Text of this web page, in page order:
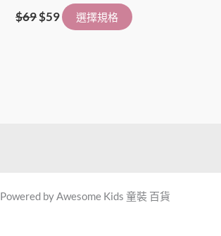
$69$59 選擇規格
Powered by Awesome Kids 童裝 百貨